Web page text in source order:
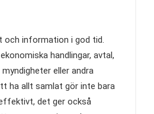
och information i god tid.
handlingar, avtal,
eller andra
ha allt samlat gör inte bara
det ger också